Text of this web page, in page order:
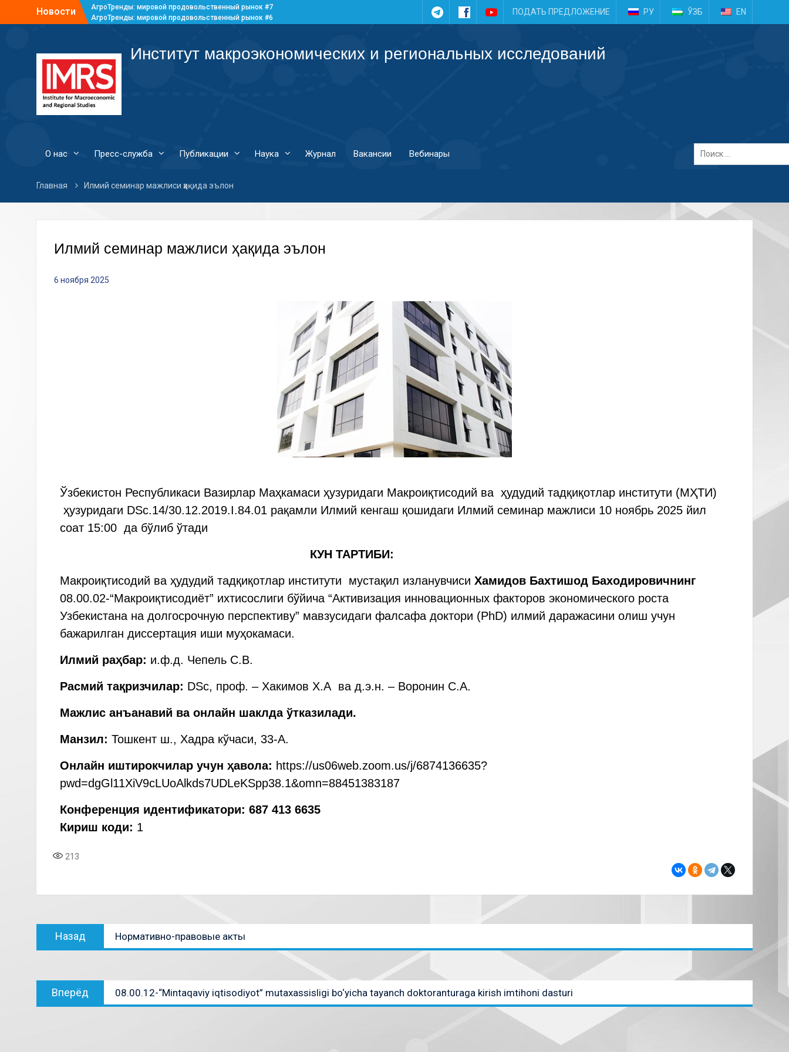
Новости
АгроТренды: мировой продовольственный рынок #7
АгроТренды: мировой продовольственный рынок #6
TelegramFacebookYouTubeПОДАТЬ ПРЕДЛОЖЕНИЕ РУ ЎЗБ EN
Институт макроэкономических и региональных исследований
О нас Пресс-служба Публикации Наука Журнал Вакансии Вебинары
Главная Илмий семинар мажлиси ҳақида эълон
Илмий семинар мажлиси ҳақида эълон
6 ноября 2025
Ўзбекистон Республикаси Вазирлар Маҳкамаси ҳузуридаги Макроиқтисодий ва ҳудудий тадқиқотлар институти (МҲТИ)
ҳузуридаги DSc.14/30.12.2019.I.84.01 рақамли Илмий кенгаш қошидаги Илмий семинар мажлиси 10 ноябрь 2025 йил
соат 15:00 да бўлиб ўтади
КУН ТАРТИБИ:
Макроиқтисодий ва ҳудудий тадқиқотлар институти мустақил изланувчиси Хамидов Бахтишод Баходировичнинг
08.00.02-“Макроиқтисодиёт” ихтисослиги бўйича “Активизация инновационных факторов экономического роста
Узбекистана на долгосрочную перспективу” мавзусидаги фалсафа доктори (PhD) илмий даражасини олиш учун
бажарилган диссертация иши муҳокамаси.
Илмий раҳбар: и.ф.д. Чепель С.В.
Расмий тақризчилар: DSc, проф. – Хакимов Х.А ва д.э.н. – Воронин С.А.
Мажлис анъанавий ва онлайн шаклда ўтказилади.
Манзил: Тошкент ш., Хадра кўчаси, 33-А.
Онлайн иштирокчилар учун ҳавола: https://us06web.zoom.us/j/6874136635?
pwd=dgGl11XiV9cLUoAlkds7UDLeKSpp38.1&omn=88451383187
Конференция идентификатори: 687 413 6635
Кириш коди: 1
213
Назад Нормативно-правовые акты
Вперёд 08.00.12-“Mintaqaviy iqtisodiyot” mutaxassisligi bo‘yicha tayanch doktoranturaga kirish imtihoni dasturi